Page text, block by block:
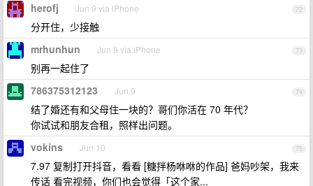
72
herofj Jun 9 via iPhone
分开住，少接触
73
mrhunhun Jun 9 via iPhone
别再一起住了
74
786375312123 Jun 9
结了婚还有和父母住一块的？哥们你活在 70 年代？
你试试和朋友合租，照样出问题。
75
vokins Jun 10
7.97 复制打开抖音，看看 [糖拌杨咻咻的作品] 爸妈吵架，我来
传话 看完视频，你们也会觉得「这个家...